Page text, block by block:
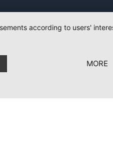
according to users'
MORE